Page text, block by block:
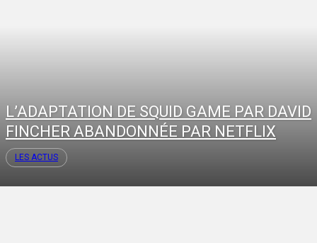
L’ADAPTATION DE SQUID GAME PAR DAVID
FINCHER ABANDONNÉE PAR NETFLIX
LES ACTUS